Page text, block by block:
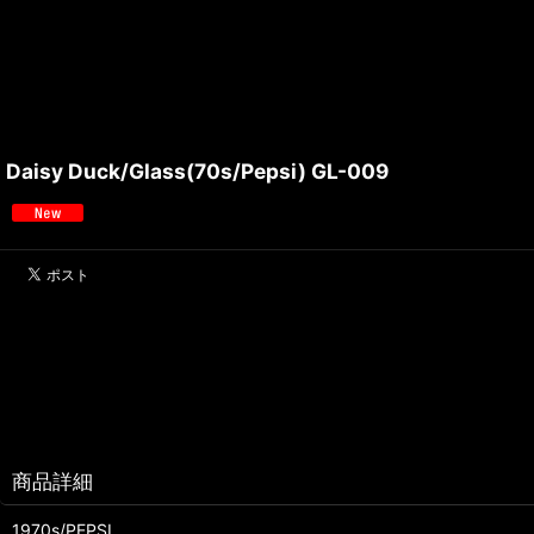
Daisy Duck/Glass(70s/Pepsi) GL-009
商品詳細
1970s/PEPSI